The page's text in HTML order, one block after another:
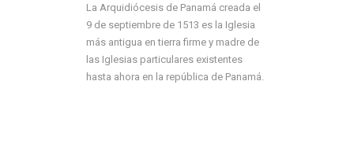
La Arquidiócesis de Panamá creada el
9 de septiembre de 1513 es la Iglesia
más antigua en tierra firme y madre de
las Iglesias particulares existentes
hasta ahora en la república de Panamá.